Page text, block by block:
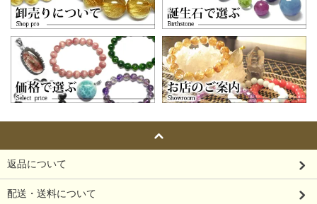
返品について
配送・送料について